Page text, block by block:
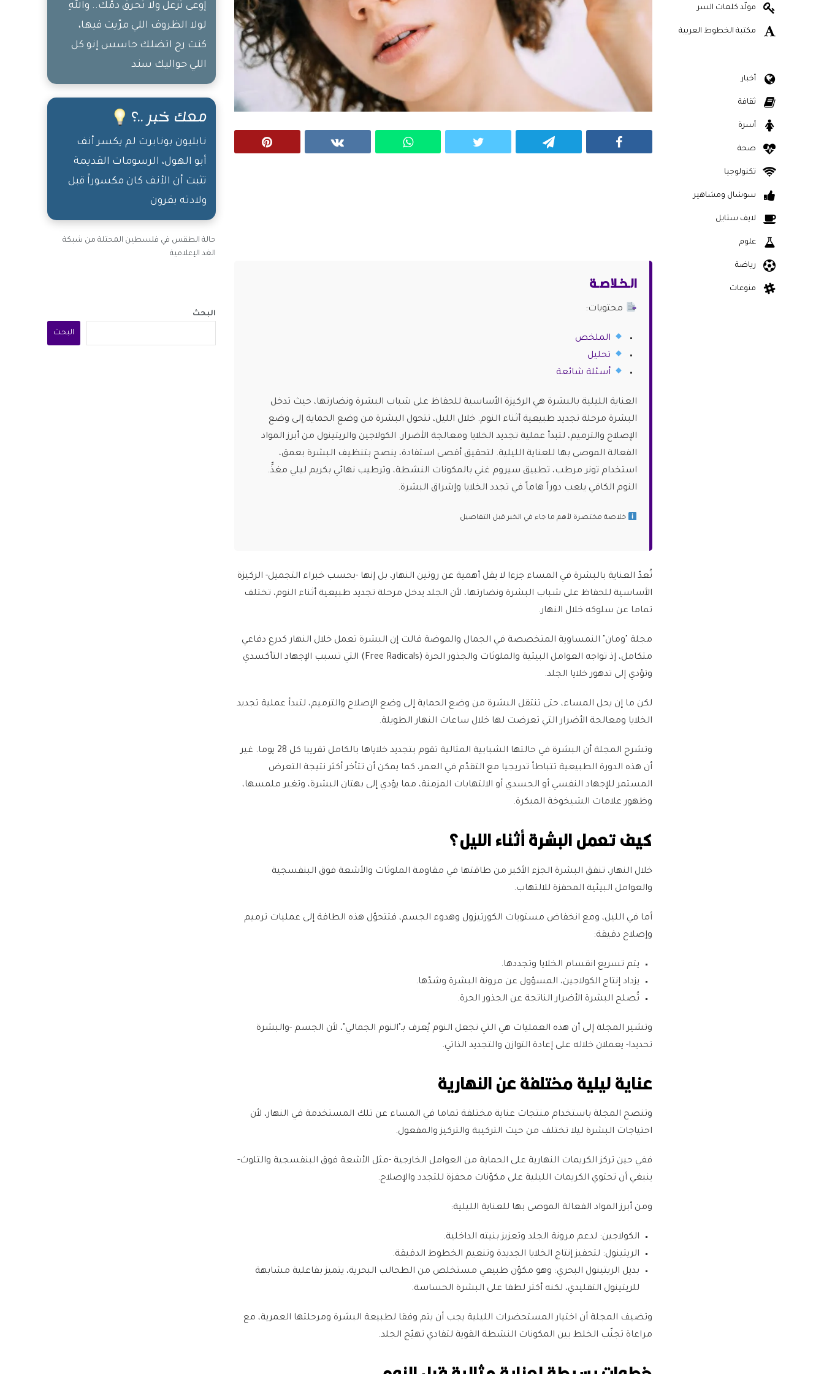
الـخـلاصـة
محتويات:
الملخص
تحليل
أسئلة شائعة
العناية الليلية بالبشرة هي الركيزة الأساسية للحفاظ على شباب البشرة ونضارتها، حيث تدخل
البشرة مرحلة تجديد طبيعية أثناء النوم. خلال الليل، تتحول البشرة من وضع الحماية إلى وضع
الإصلاح والترميم، لتبدأ عملية تجديد الخلايا ومعالجة الأضرار. الكولاجين والريتينول من أبرز المواد
الفعالة الموصى بها للعناية الليلية. لتحقيق أقصى استفادة، ينصح بتنظيف البشرة بعمق،
استخدام تونر مرطب، تطبيق سيروم غني بالمكونات النشطة، وترطيب نهائي بكريم ليلي مغذٍّ.
النوم الكافي يلعب دوراً هاماً في تجدد الخلايا وإشراق البشرة.
خلاصة مختصرة لأهم ما جاء في الخبر قبل التفاصيل
تُعدّ العناية بالبشرة في المساء جزءا لا يقل أهمية عن روتين النهار، بل إنها -بحسب خبراء التجميل- الركيزة
الأساسية للحفاظ على شباب البشرة ونضارتها، لأن الجلد يدخل مرحلة تجديد طبيعية أثناء النوم، تختلف
تماما عن سلوكه خلال النهار.
مجلة "ومان" النمساوية المتخصصة في الجمال والموضة قالت إن البشرة تعمل خلال النهار كدرع دفاعي
متكامل، إذ تواجه العوامل البيئية والملوثات والجذور الحرة (Free Radicals) التي تسبب الإجهاد التأكسدي
وتؤدي إلى تدهور خلايا الجلد.
لكن ما إن يحل المساء، حتى تنتقل البشرة من وضع الحماية إلى وضع الإصلاح والترميم، لتبدأ عملية تجديد
الخلايا ومعالجة الأضرار التي تعرضت لها خلال ساعات النهار الطويلة.
وتشرح المجلة أن البشرة في حالتها الشبابية المثالية تقوم بتجديد خلاياها بالكامل تقريبا كل 28 يوما. غير
أن هذه الدورة الطبيعية تتباطأ تدريجيا مع التقدّم في العمر، كما يمكن أن تتأخر أكثر نتيجة التعرض
المستمر للإجهاد النفسي أو الجسدي أو الالتهابات المزمنة، مما يؤدي إلى بهتان البشرة، وتغير ملمسها،
وظهور علامات الشيخوخة المبكرة.
كيف تعمل البشرة أثناء الليل؟
خلال النهار، تنفق البشرة الجزء الأكبر من طاقتها في مقاومة الملوثات والأشعة فوق البنفسجية
والعوامل البيئية المحفزة للالتهاب.
أما في الليل، ومع انخفاض مستويات الكورتيزول وهدوء الجسم، فتتحوّل هذه الطاقة إلى عمليات ترميم
وإصلاح دقيقة:
يتم تسريع انقسام الخلايا وتجددها.
يزداد إنتاج الكولاجين، المسؤول عن مرونة البشرة وشدّها.
تُصلح البشرة الأضرار الناتجة عن الجذور الحرة.
وتشير المجلة إلى أن هذه العمليات هي التي تجعل النوم يُعرف بـ"النوم الجمالي"، لأن الجسم -والبشرة
تحديدا- يعملان خلاله على إعادة التوازن والتجديد الذاتي.
عناية ليلية مختلفة عن النهارية
وتنصح المجلة باستخدام منتجات عناية مختلفة تماما في المساء عن تلك المستخدمة في النهار، لأن
احتياجات البشرة ليلا تختلف من حيث التركيبة والتركيز والمفعول.
ففي حين تركز الكريمات النهارية على الحماية من العوامل الخارجية -مثل الأشعة فوق البنفسجية والتلوث-
ينبغي أن تحتوي الكريمات الليلية على مكوّنات محفزة للتجدد والإصلاح.
ومن أبرز المواد الفعالة الموصى بها للعناية الليلية:
الكولاجين: لدعم مرونة الجلد وتعزيز بنيته الداخلية.
الريتينول: لتحفيز إنتاج الخلايا الجديدة وتنعيم الخطوط الدقيقة.
بديل الريتينول البحري: وهو مكوّن طبيعي مستخلص من الطحالب البحرية، يتميز بفاعلية مشابهة
للريتينول التقليدي، لكنه أكثر لطفا على البشرة الحساسة.
وتضيف المجلة أن اختيار المستحضرات الليلية يجب أن يتم وفقا لطبيعة البشرة ومرحلتها العمرية، مع
مراعاة تجنّب الخلط بين المكونات النشطة القوية لتفادي تهيّج الجلد.
إوعى تزعل ولا تحرق دمّك.. واللهِ
لولا الظروف اللي مرّيت فيها،
كنت رح اتضلك حاسس إنو كل
اللي حواليك سند
معك خبر ..؟
نابليون بونابرت لم يكسر أنف
أبو الهول، الرسومات القديمة
تثبت أن الأنف كان مكسوراً قبل
ولادته بقرون
حالة الطقس في فلسطين المحتلة من شبكة
الغد الإعلامية
البحث
البحث
مولّد كلمات السر
مكتبة الخطوط العربية
أخبار
ثقافة
أسرة
صحة
تكنولوجيا
سوشال ومشاهير
لايف ستايل
علوم
رياضة
منوعات